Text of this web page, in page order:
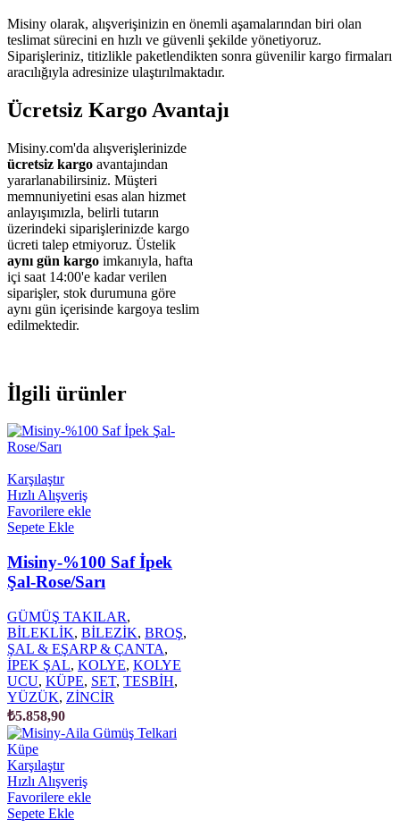
Misiny olarak, alışverişinizin en önemli aşamalarından biri olan
teslimat sürecini en hızlı ve güvenli şekilde yönetiyoruz.
Siparişleriniz, titizlikle paketlendikten sonra güvenilir kargo firmaları
aracılığıyla adresinize ulaştırılmaktadır.
Ücretsiz Kargo Avantajı
Misiny.com'da alışverişlerinizde
ücretsiz kargo avantajından
yararlanabilirsiniz. Müşteri
memnuniyetini esas alan hizmet
anlayışımızla, belirli tutarın
üzerindeki siparişlerinizde kargo
ücreti talep etmiyoruz. Üstelik
aynı gün kargo imkanıyla, hafta
içi saat 14:00'e kadar verilen
siparişler, stok durumuna göre
aynı gün içerisinde kargoya teslim
edilmektedir.
İlgili ürünler
Karşılaştır
Hızlı Alışveriş
Favorilere ekle
Sepete Ekle
Misiny-%100 Saf İpek
Şal-Rose/Sarı
GÜMÜŞ TAKILAR,
BİLEKLİK, BİLEZİK, BROŞ,
ŞAL & EŞARP & ÇANTA,
İPEK ŞAL, KOLYE, KOLYE
UCU, KÜPE, SET, TESBİH,
YÜZÜK, ZİNCİR
₺5.858,90
Karşılaştır
Hızlı Alışveriş
Favorilere ekle
Sepete Ekle